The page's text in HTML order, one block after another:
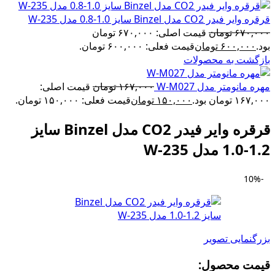
قرقره وایر فیدر CO2 مدل Binzel سایز 1.0-0.8 مدل W-235
۶۷۰,۰۰۰تومان
قیمت اصلی: ۶۷۰,۰۰۰ تومان
بود.۶۰۰,۰۰۰ تومانقیمت فعلی: ۶۰۰,۰۰۰ تومان.
بازگشت به محصولات
مهره مانومتر مدل W-M027
۱۶۷,۰۰۰تومان قیمت اصلی:
۱۶۷,۰۰۰ تومان بود.
۱۵۰,۰۰۰ تومانقیمت فعلی: ۱۵۰,۰۰۰ تومان.
قرقره وایر فیدر CO2 مدل Binzel سایز
1.2-1.0 مدل W-235
-10%
بزرگنمایی تصویر
قیمت محصول:​